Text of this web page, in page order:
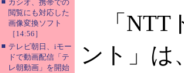
カシオ、携帯での
閲覧にも対応した
画像変換ソフト
［14:56］
■ テレビ朝日、iモー
ドで動画配信「テ
レ朝動画」を開始
「NTT
ント」は